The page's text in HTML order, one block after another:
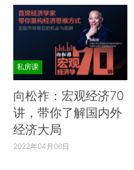
私房课
向松祚：宏观经济70
讲，带你了解国内外
经济大局
2022年04月06日